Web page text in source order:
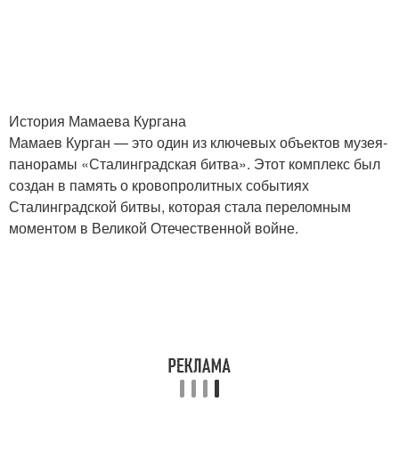
История Мамаева Кургана
Мамаев Курган — это один из ключевых объектов музея-
панорамы «Сталинградская битва». Этот комплекс был
создан в память о кровопролитных событиях
Сталинградской битвы, которая стала переломным
моментом в Великой Отечественной войне.